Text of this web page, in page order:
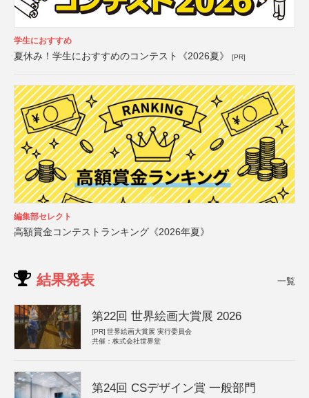
学生におすすめ
夏休み！学生におすすめのコンテスト《2026夏》 [PR]
編集部セレクト
高額賞金コンテストランキング《2026年夏》
結果発表 一覧
第22回 世界絵画大賞展 2026
[PR] 世界絵画大賞展 実行委員会
共催：株式会社世界堂
第24回 CSデザイン賞 一般部門